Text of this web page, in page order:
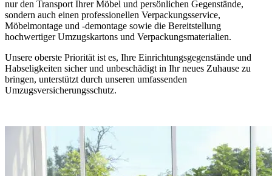
nur den Transport Ihrer Möbel und persönlichen Gegenstände,
sondern auch einen professionellen Verpackungsservice,
Möbelmontage und -demontage sowie die Bereitstellung
hochwertiger Umzugskartons und Verpackungsmaterialien.
Unsere oberste Priorität ist es, Ihre Einrichtungsgegenstände und
Habseligkeiten sicher und unbeschädigt in Ihr neues Zuhause zu
bringen, unterstützt durch unseren umfassenden
Umzugsversicherungsschutz.